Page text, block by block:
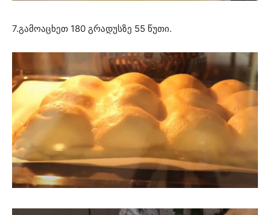
7.გამოაცხეთ 180 გრადუსზე 55 წუთი.